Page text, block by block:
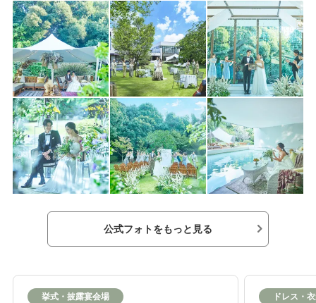
公式フォトをもっと見る
挙式・披露宴会場 ドレス・